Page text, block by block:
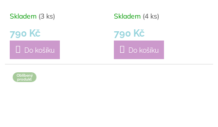
BATH | mosazná
Skladem (3 ks)
790 Kč
Do košíku
BATH | stříbrná
Skladem (4 ks)
790 Kč
Do košíku
Oblíbený
produkt